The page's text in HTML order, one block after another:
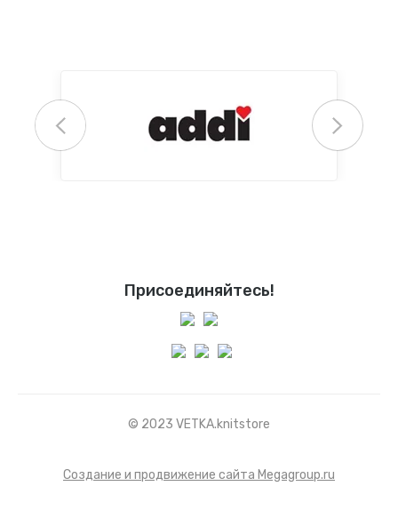
Присоединяйтесь!
© 2023 VETKA.knitstore
Создание и продвижение сайта Megagroup.ru